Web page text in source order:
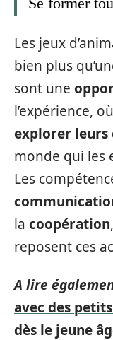
Les jeux
bien plus
sont une
l’expérience,
explorer leurs
monde qui les
Les
la coopération
reposent ces
A lire
avec des
dès le jeune